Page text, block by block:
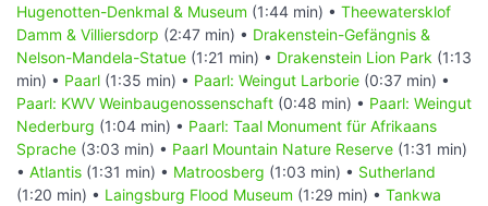
Hugenotten-Denkmal & Museum (1:44 min) • Theewatersklof
Damm & Villiersdorp (2:47 min) • Drakenstein-Gefängnis &
Nelson-Mandela-Statue (1:21 min) • Drakenstein Lion Park (1:13
min) • Paarl (1:35 min) • Paarl: Weingut Larborie (0:37 min) •
Paarl: KWV Weinbaugenossenschaft (0:48 min) • Paarl: Weingut
Nederburg (1:04 min) • Paarl: Taal Monument für Afrikaans
Sprache (3:03 min) • Paarl Mountain Nature Reserve (1:31 min)
• Atlantis (1:31 min) • Matroosberg (1:03 min) • Sutherland
(1:20 min) • Laingsburg Flood Museum (1:29 min) • Tankwa